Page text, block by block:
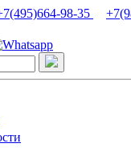
98-35